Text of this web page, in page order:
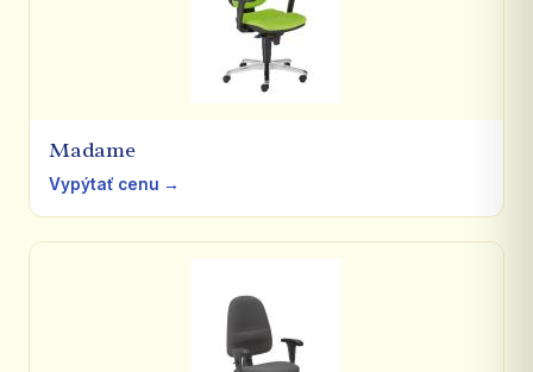
Madame
Vypýtať cenu →